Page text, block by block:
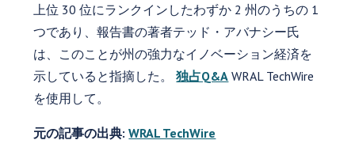
上位 30 位にランクインしたわずか 2 州のうちの 1
つであり、報告書の著者テッド・アバナシー氏
は、このことが州の強力なイノベーション経済を
示していると指摘した。独占Q&A WRAL TechWire
を使用して。
元の記事の出典:WRAL TechWire